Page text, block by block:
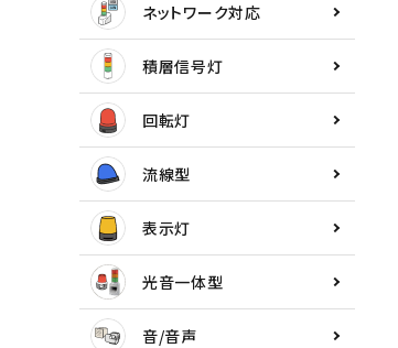
流線型
表示灯
光音一体型
音/音声
LED照明
センサ機器
ネットワーク対応
積層信号灯
回転灯
流線型
表示灯
光音一体型
音/音声